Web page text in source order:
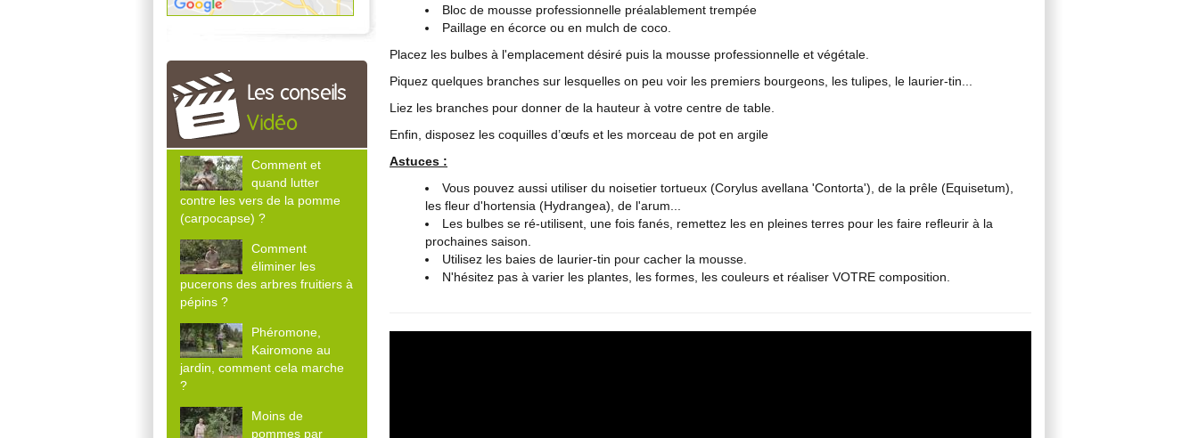
Les conseils
Vidéo
Comment et
quand lutter
contre les vers de la pomme
(carpocapse) ?
Comment
éliminer les
pucerons des arbres fruitiers à
pépins ?
Phéromone,
Kairomone au
jardin, comment cela marche
?
Moins de
pommes par
Bloc de mousse professionnelle préalablement trempée
Paillage en écorce ou en mulch de coco.
Placez les bulbes à l'emplacement désiré puis la mousse professionnelle et végétale.
Piquez quelques branches sur lesquelles on peu voir les premiers bourgeons, les tulipes, le laurier-tin...
Liez les branches pour donner de la hauteur à votre centre de table.
Enfin, disposez les coquilles d’œufs et les morceau de pot en argile
Astuces :
Vous pouvez aussi utiliser du noisetier tortueux (Corylus avellana 'Contorta'), de la prêle (Equisetum),
les fleur d'hortensia (Hydrangea), de l'arum...
Les bulbes se ré-utilisent, une fois fanés, remettez les en pleines terres pour les faire refleurir à la
prochaines saison.
Utilisez les baies de laurier-tin pour cacher la mousse.
N'hésitez pas à varier les plantes, les formes, les couleurs et réaliser VOTRE composition.